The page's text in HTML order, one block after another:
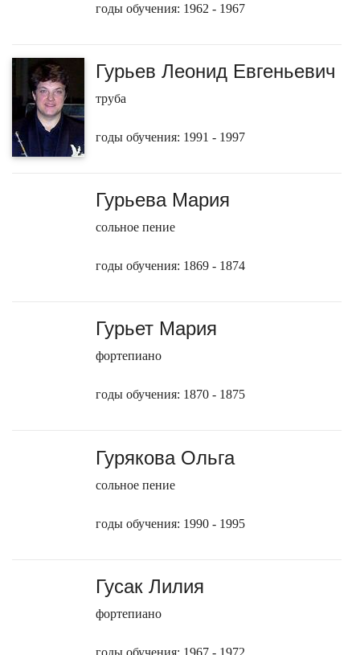
годы обучения: 1962 - 1967
Гурьев Леонид Евгеньевич
труба
годы обучения: 1991 - 1997
Гурьева Мария
сольное пение
годы обучения: 1869 - 1874
Гурьет Мария
фортепиано
годы обучения: 1870 - 1875
Гурякова Ольга
сольное пение
годы обучения: 1990 - 1995
Гусак Лилия
фортепиано
годы обучения: 1967 - 1972